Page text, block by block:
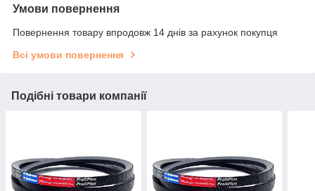
Умови повернення
Повернення товару впродовж 14 днів за рахунок покупця
Всі умови повернення
Подібні товари компанії